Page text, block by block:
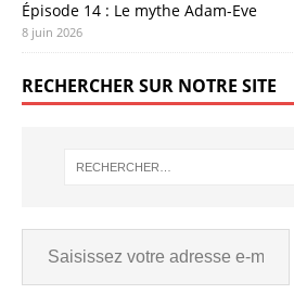
Épisode 14 : Le mythe Adam-Eve
8 juin 2026
RECHERCHER SUR NOTRE SITE